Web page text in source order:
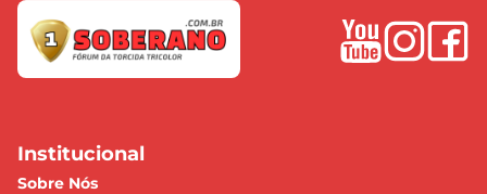
Institucional
Sobre Nós